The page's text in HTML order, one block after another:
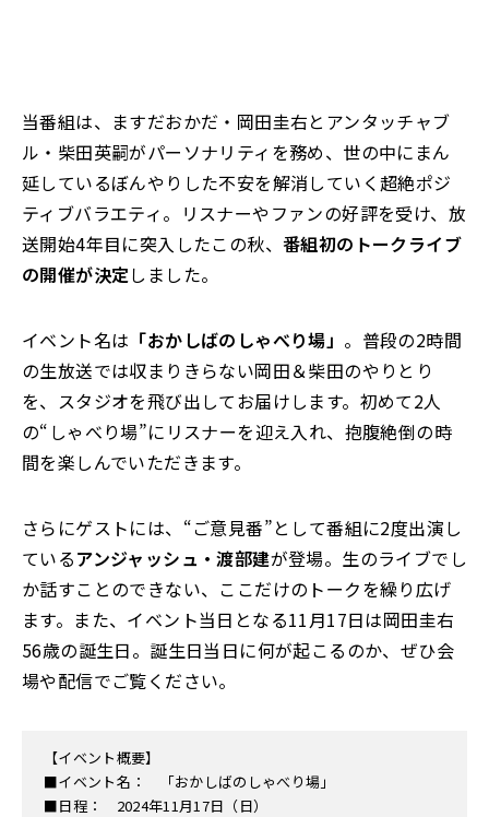
当番組は、ますだおかだ・岡田圭右とアンタッチャブ
ル・柴田英嗣がパーソナリティを務め、世の中にまん
延しているぼんやりした不安を解消していく超絶ポジ
ティブバラエティ。リスナーやファンの好評を受け、放
送開始4年目に突入したこの秋、 番組初のトークライブ
の開催が決定しました。
イベント名は 「おかしばのしゃべり場」 。普段の2時間
の生放送では収まりきらない岡田＆柴田のやりとり
を、スタジオを飛び出してお届けします。初めて2人
の“しゃべり場”にリスナーを迎え入れ、抱腹絶倒の時
間を楽しんでいただきます。
さらにゲストには、“ご意見番”として番組に2度出演し
ているアンジャッシュ・渡部建が登場。生のライブでし
か話すことのできない、ここだけのトークを繰り広げ
ます。また、イベント当日となる11月17日は岡田圭右
56歳の誕生日。誕生日当日に何が起こるのか、ぜひ会
場や配信でご覧ください。
【イベント概要】
■イベント名： 「おかしばのしゃべり場」
■日程： 2024年11月17日（日）